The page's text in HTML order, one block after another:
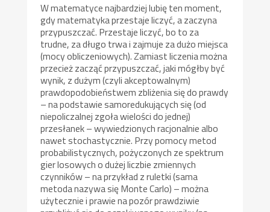
W matematyce najbardziej lubię ten moment,
gdy matematyka przestaje liczyć, a zaczyna
przypuszczać. Przestaje liczyć, bo to za
trudne, za długo trwa i zajmuje za dużo miejsca
(mocy obliczeniowych). Zamiast liczenia można
przecież zacząć przypuszczać, jaki mógłby być
wynik, z dużym (czyli akceptowalnym)
prawdopodobieństwem zbliżenia się do prawdy
– na podstawie samoredukujących się (od
niepoliczalnej zgoła wielości do jednej)
przesłanek – wywiedzionych racjonalnie albo
nawet stochastycznie. Przy pomocy metod
probabilistycznych, pożyczonych ze spektrum
gier losowych o dużej liczbie zmiennych
czynników – na przykład z ruletki (sama
metoda nazywa się Monte Carlo) – można
użytecznie i prawie na pozór prawdziwie